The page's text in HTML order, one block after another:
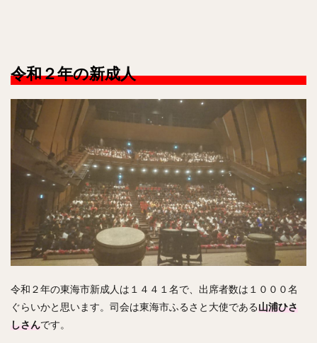
令和２年の新成人
令和２年の東海市新成人は１４４１名で、出席者数は１０００名
ぐらいかと思います。司会は東海市ふるさと大使である山浦ひさ
しさんです。